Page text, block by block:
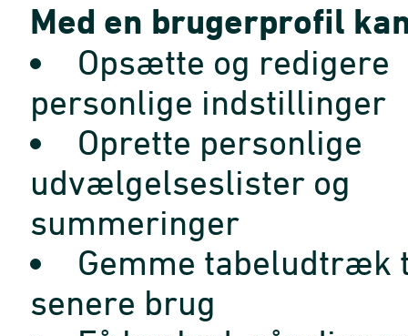
Med en brugerprofil
Opsætte og redigere
personlige indstillinger
Oprette personlige
udvælgelseslister og
summeringer
Gemme tabeludtræk
senere brug